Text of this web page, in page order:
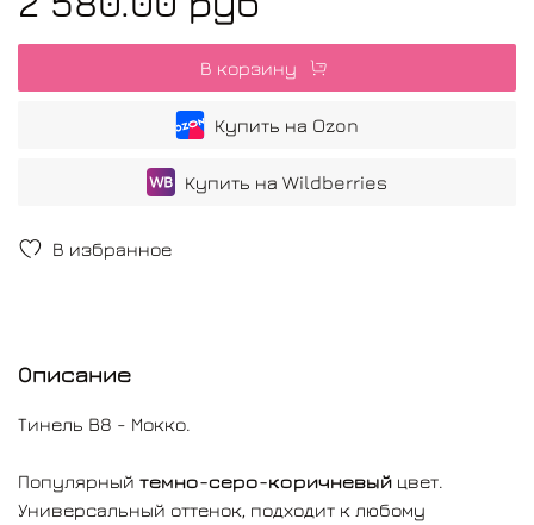
В избранное
В корзину
Купить на Ozon
Купить на Wildberries
Описание
Тинель B8 - Мокко.
Популярный темно-серо-коричневый цвет.
Универсальный оттенок, подходит к любому